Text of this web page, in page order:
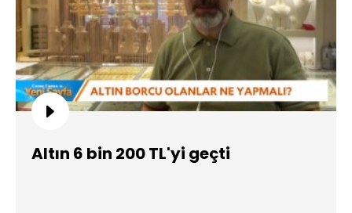
Altın 6 bin 200 TL'yi geçti